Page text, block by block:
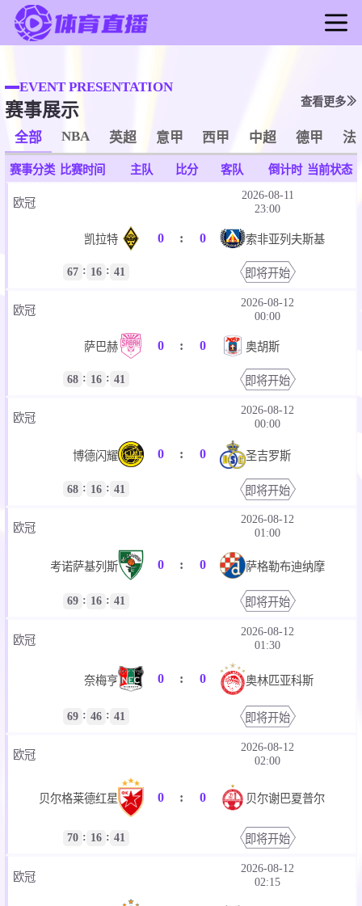
足球直播
篮球直播
足球录像
篮球录像
足球新闻
篮球新闻
EVENT PRESENTATION
赛事展示 查看更多
全部 NBA 英超 意甲 西甲 中超 德甲 法
赛事分类 比赛时间 主队 比分 客队 倒计时 当前状态
欧冠
2026-08-11
23:00
凯拉特 0 : 0 索非亚列夫斯基
67 : 16 : 41 即将开始
欧冠
2026-08-12
00:00
萨巴赫 0 : 0 奥胡斯
68 : 16 : 41 即将开始
欧冠
2026-08-12
00:00
博德闪耀 0 : 0 圣吉罗斯
68 : 16 : 41 即将开始
欧冠
2026-08-12
01:00
考诺萨基列斯 0 : 0 萨格勒布迪纳摩
69 : 16 : 41 即将开始
欧冠
2026-08-12
01:30
奈梅亨 0 : 0 奥林匹亚科斯
69 : 46 : 41 即将开始
欧冠
2026-08-12
02:00
贝尔格莱德红星 0 : 0 贝尔谢巴夏普尔
70 : 16 : 41 即将开始
欧冠
2026-08-12
02:15